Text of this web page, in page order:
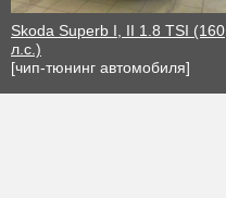
Skoda Superb I, II 1.8 TSI (160
л.с.)
[чип-тюнинг автомобиля]